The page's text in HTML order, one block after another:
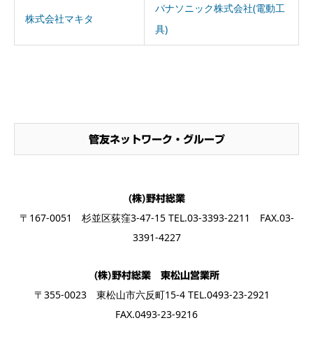
株式会社マキタ
パナソニック株式会社(電動工
具)
管友ネットワーク・グループ
(株)野村総業
〒167-0051 杉並区荻窪3-47-15 TEL.03-3393-2211 FAX.03-
3391-4227
(株)野村総業 東松山営業所
〒355-0023 東松山市六反町15-4 TEL.0493-23-2921
FAX.0493-23-9216